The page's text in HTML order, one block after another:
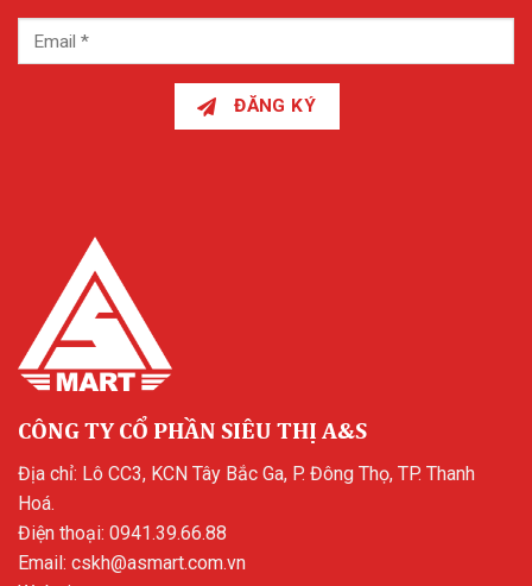
ĐĂNG KÝ
CÔNG TY CỔ PHẦN SIÊU THỊ A&S
Địa chỉ: Lô CC3, KCN Tây Bắc Ga, P. Đông Thọ, TP. Thanh
Hoá.
Điện thoại: 0941.39.66.88
Email: cskh@asmart.com.vn